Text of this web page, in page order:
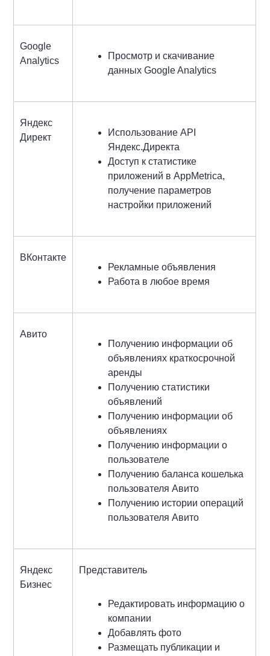
Google
Analytics
Просмотр и скачивание
данных Google Analytics
Яндекс
Директ
Использование API
Яндекс.Директа
Доступ к статистике
приложений в AppMetrica,
получение параметров
настройки приложений
ВКонтакте
Рекламные объявления
Работа в любое время
Авито
Получению информации об
объявлениях краткосрочной
аренды
Получению статистики
объявлений
Получению информации об
объявлениях
Получению информации о
пользователе
Получению баланса кошелька
пользователя Авито
Получению истории операций
пользователя Авито
Яндекс
Бизнес
Представитель
Редактировать информацию о
компании
Добавлять фото
Размещать публикации и